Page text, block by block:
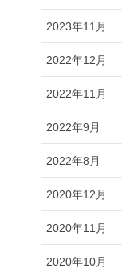
2023年11月
2022年12月
2022年11月
2022年9月
2022年8月
2020年12月
2020年11月
2020年10月